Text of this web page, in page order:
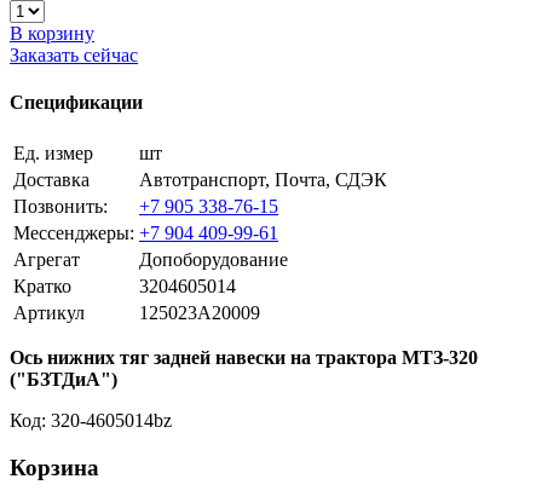
В корзину
Заказать сейчас
Спецификации
Ед. измер
шт
Доставка
Автотранспорт, Почта, СДЭК
Позвонить:
+7 905 338-76-15
Мессенджеры: +7 904 409-99-61
Агрегат
Допоборудование
Кратко
3204605014
Артикул
125023A20009
Ось нижних тяг задней навески на трактора МТЗ-320
("БЗТДиА")
Код: 320-4605014bz
Корзина